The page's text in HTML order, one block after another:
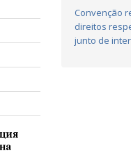
Convenção
direitos
junto de